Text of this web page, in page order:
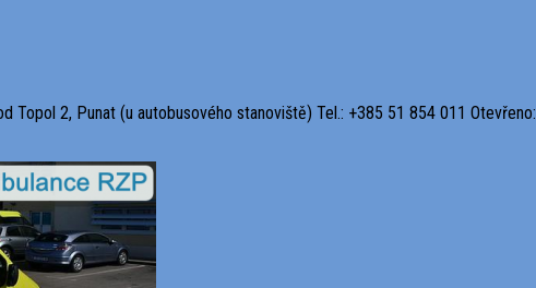
Topol 2, Punat (u autobusového stanoviště) Tel.: +385 51 854 011